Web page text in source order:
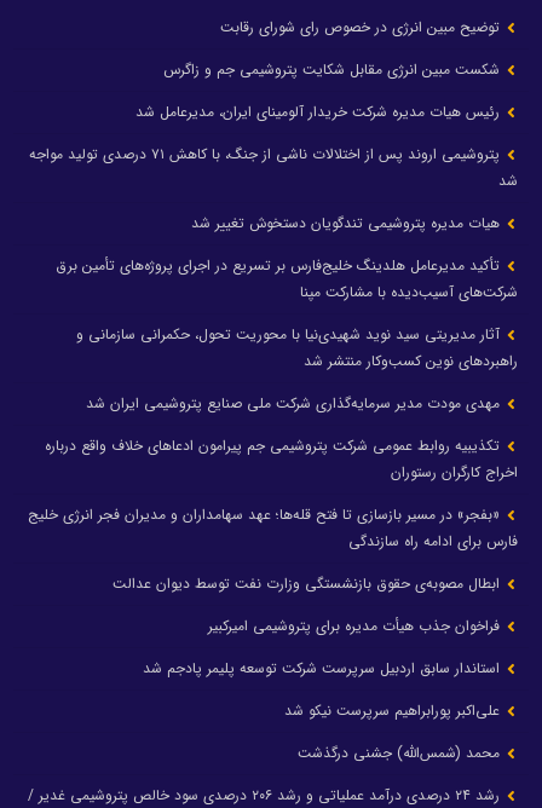
توضیح مبین انرژی در خصوص رای شورای رقابت
شکست مبین انرژی مقابل شکایت پتروشیمی جم و زاگرس
رئیس هیات مدیره شرکت خریدار آلومینای ایران، مدیرعامل شد
پتروشیمی اروند پس از اختلالات ناشی از جنگ، با کاهش ۷۱ درصدی تولید مواجه
شد
هیات مدیره پتروشیمی تندگویان دستخوش تغییر شد
تأکید مدیرعامل هلدینگ خلیج‌فارس بر تسریع در اجرای پروژه‌های تأمین برق
شرکت‌های آسیب‌دیده با مشارکت مپنا
آثار مدیریتی سید نوید شهیدی‌نیا با محوریت تحول، حکمرانی سازمانی و
راهبردهای نوین کسب‌وکار منتشر شد
مهدی مودت مدیر سرمایه‌گذاری شرکت ملی صنایع پتروشیمی ایران شد
تکذیبیه روابط عمومی شرکت پتروشیمی جم پیرامون ادعاهای خلاف واقع درباره
اخراج کارگران رستوران
«بفجر» در مسیر بازسازی تا فتح قله‌ها؛ عهد سهامداران و مدیران فجر انرژی خلیج
فارس برای ادامه راه سازندگی
ابطال مصوبه‌ی حقوق بازنشستگی وزارت نفت توسط دیوان عدالت
فراخوان جذب هیأت مدیره برای پتروشیمی امیرکبیر
استاندار سابق اردبیل سرپرست شرکت توسعه پلیمر پادجم شد
علی‌اکبر پورابراهیم سرپرست نیکو شد
محمد (شمس‌الله) جشنی درگذشت
رشد ۲۴ درصدی درآمد عملیاتی و رشد ۲۰۶ درصدی سود خالص پتروشیمی غدیر /